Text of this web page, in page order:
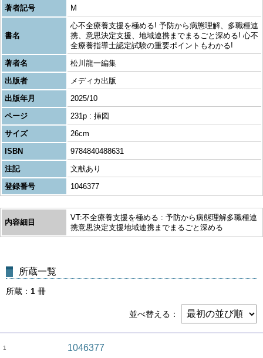
著者記号
M
書名
心不全療養支援を極める! 予防から病態理解、多職種連
携、意思決定支援、地域連携までまるごと深める! 心不
全療養指導士認定試験の重要ポイントもわかる!
著者名
松川龍一編集
出版者
メディカ出版
出版年月
2025/10
ページ
231p : 挿図
サイズ
26cm
ISBN
9784840488631
注記
文献あり
登録番号
1046377
内容細目
VT:不全療養支援を極める : 予防から病態理解多職種連
携意思決定支援地域連携までまるごと深める
所蔵一覧
所蔵 1 冊
並べ替える
1 1046377